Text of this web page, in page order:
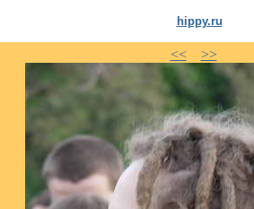
hippy.ru
<< >>